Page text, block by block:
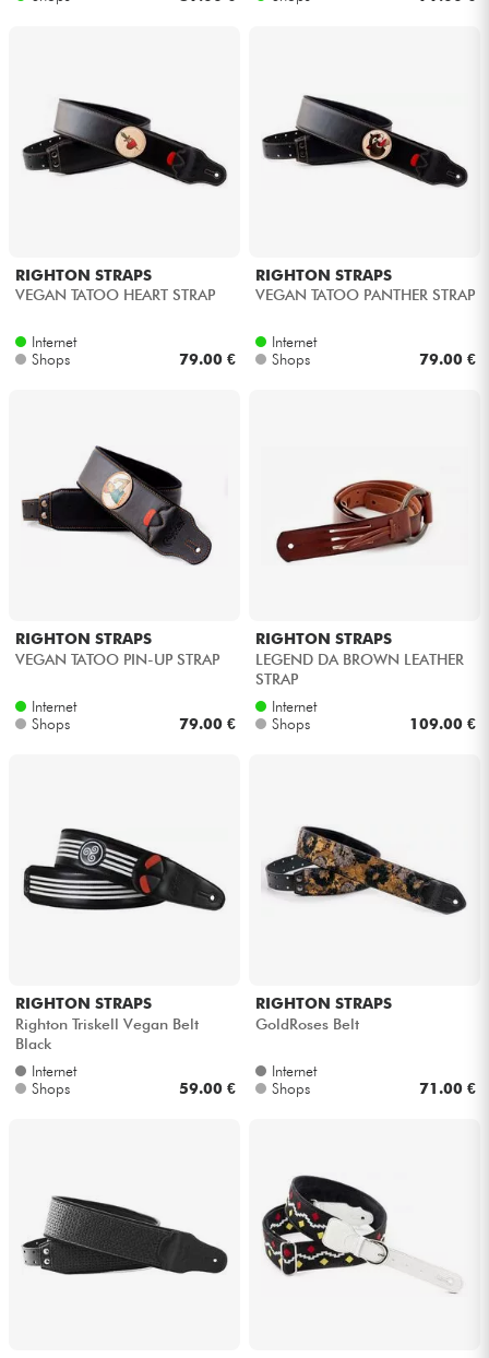
RIGHTON STRAPS
VEGAN TATOO HEART STRAP
Internet
Shops
79.00 €
RIGHTON STRAPS
VEGAN TATOO PANTHER STRAP
Internet
Shops
79.00 €
RIGHTON STRAPS
VEGAN TATOO PIN-UP STRAP
Internet
Shops
79.00 €
RIGHTON STRAPS
LEGEND DA BROWN LEATHER
STRAP
Internet
Shops
109.00 €
RIGHTON STRAPS
Righton Triskell Vegan Belt
Black
Internet
Shops
59.00 €
RIGHTON STRAPS
GoldRoses Belt
Internet
Shops
71.00 €